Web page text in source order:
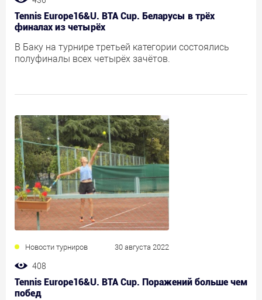
Tennis Europe16&U. BTA Cup. Беларусы в трёх
финалах из четырёх
В Баку на турнире третьей категории состоялись
полуфиналы всех четырёх зачётов.
Новости турниров 30 августа 2022
408
Tennis Europe16&U. BTA Cup. Поражений больше чем
побед